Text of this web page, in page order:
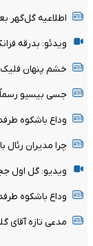
اطلاعیه گل‌گهر
ویدئو: بدرقه
خشم پنهان فلیک
جسی بیسیو رسماً
وداع باشکوه
چرا مدیران
ویدیو: گل اول
وداع باشکوه
مدعی تازه